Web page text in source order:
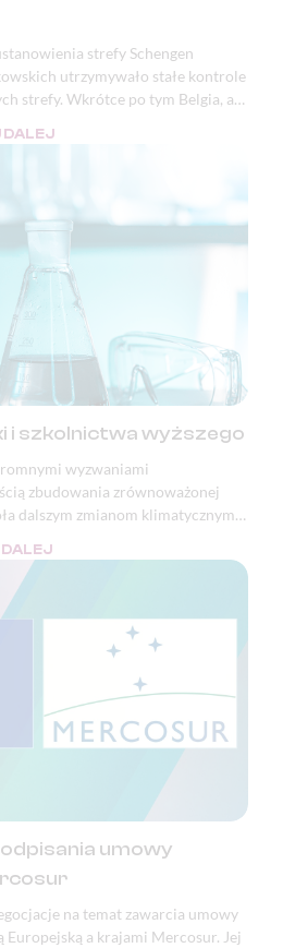
strefy Schengen
utrzymywało stałe kontrole
strefy. Wkrótce po tym Belgia, a
członkowskich do
bez kontroli granicznych —
pokojowej integracji
dla bieżących celów
i szkolnictwa wyższego
wyzwaniami
zbudowania zrównoważonej
dalszym zmianom klimatycznym i
i szans wynikających z rewolucji
umowy
na temat zawarcia umowy
a krajami Mercosur. Jej